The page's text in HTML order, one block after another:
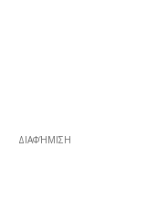
ΔΙΑΦΉΜΙΣΗ